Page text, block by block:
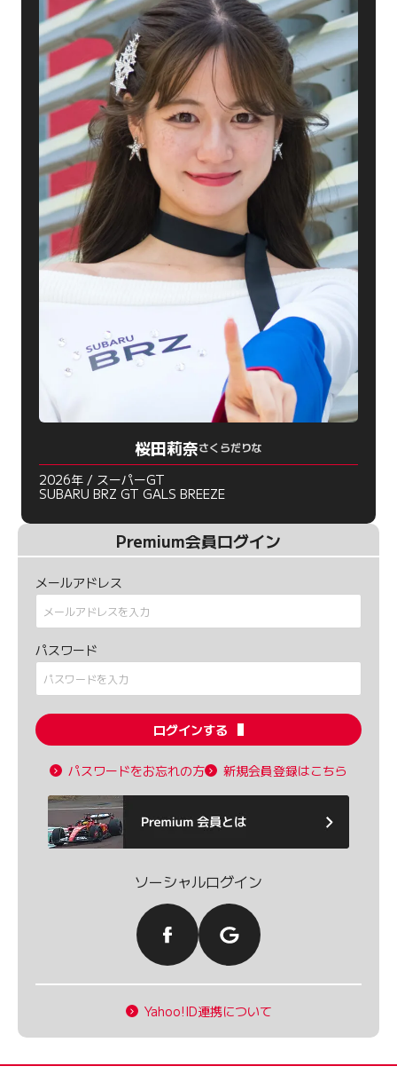
桜田莉奈さくらだりな
2026年 / スーパーGT
SUBARU BRZ GT GALS BREEZE
Premium会員ログイン
メールアドレス
パスワード
ログインする
パスワードをお忘れの方 新規会員登録はこちら
ソーシャルログイン
Yahoo!ID連携について